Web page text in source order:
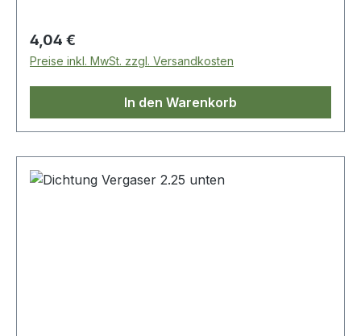
Regulärer Preis:
4,04 €
Preise inkl. MwSt. zzgl. Versandkosten
In den Warenkorb